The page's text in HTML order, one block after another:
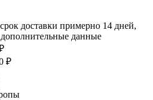
доставки примерно 14 дней,
дополнительные данные
₽